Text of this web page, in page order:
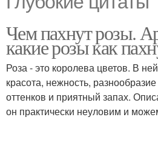
Чем пахнут розы.
какие розы как
Роза - это королева цветов. В
красота, нежность,
оттенков и приятный запах.
он практически неуловим и